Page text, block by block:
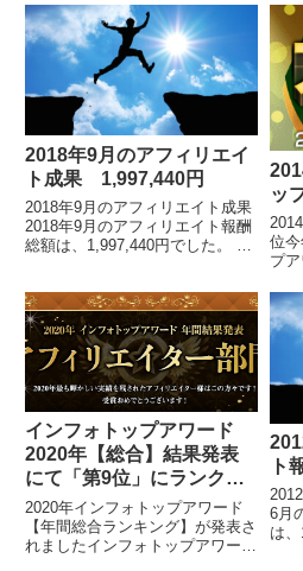
ォトップ管理画面のフォーマット
が変わりました。アフィリエイト
報酬総...
細
額
イ...
2018年9月のアフィリエイ
ト成果 1,997,440円
2018年9月のアフィリエイト成果
2018年9月のアフィリエイト報酬
総額は、1,997,440円でした。 各
額は、1億2096万円アフィリエ...
ッ
位
プ
トッ
郎）
拡
インフォトップアワード
2020年【総合】結果発表
にて「第9位」にランクイ
ン
2020年インフォトップアワード
【年間総合ランキング】が発表さ
れましたインフォトップアワード
ト
6月
は